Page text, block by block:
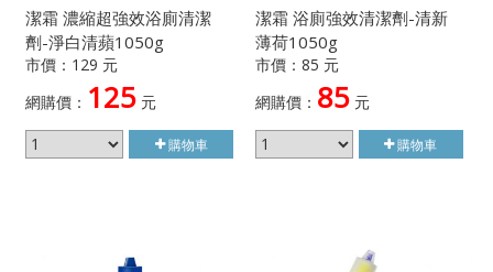
潔霜 濃縮超強效浴廁清潔
劑-淨白清蘋1050g
市價：129 元
網購價： 125 元
購物車
潔霜 浴廁強效清潔劑-清新
薄荷1050g
市價：85 元
網購價： 85元
購物車